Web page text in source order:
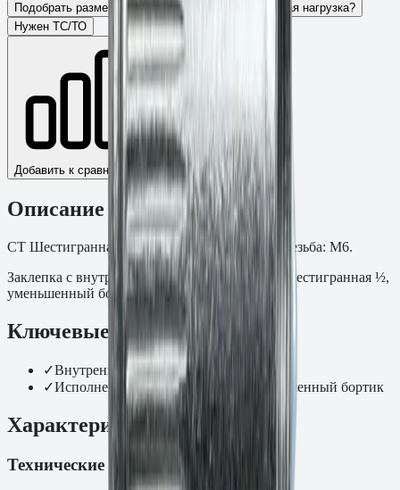
Подобрать размер Для какого основания?
Какая нагрузка?
Нужен ТС/ТО
Добавить к сравнению
Описание
СТ Шестигранная ½, Уменьшенный бортик. Резьба: M6.
Заклепка с внутренней резьбой стальная M6, шестигранная ½,
уменьшенный бортик.
Ключевые преимущества
✓Внутренняя резьба, мм: M6
✓Исполнение: Шестигранная ½, Уменьшенный бортик
Характеристики
Технические характеристики